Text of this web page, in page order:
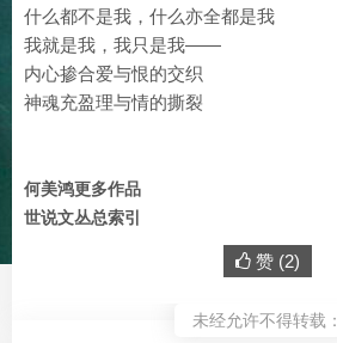
什么都不是我，什么亦全都是我
我就是我，我只是我——
内心掺合爱与恨的交织
神魂充盈理与情的撕裂
何美鸿更多作品
世说文丛总索引
赞 (2)
未经允许不得转载：